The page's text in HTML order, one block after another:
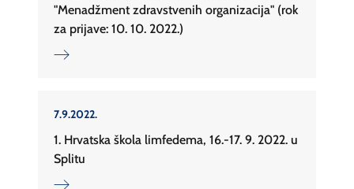
"Menadžment zdravstvenih organizacija" (rok
za prijave: 10. 10. 2022.)
7.9.2022.
1. Hrvatska škola limfedema, 16.-17. 9. 2022. u
Splitu